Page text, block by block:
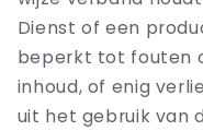
Dienst of een
beperkt tot fouten
inhoud, of enig
uit het gebruik van